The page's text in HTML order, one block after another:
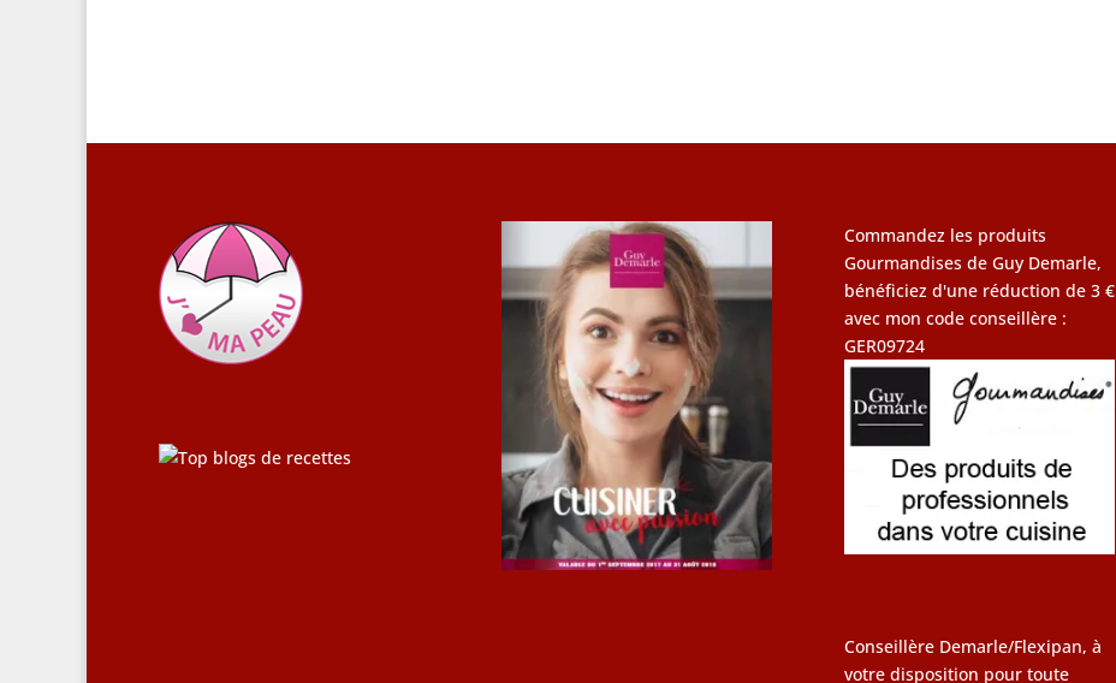
Commandez les produits
Gourmandises de Guy Demarle,
bénéficiez d'une réduction de 3 €
avec mon code conseillère :
GER09724
Conseillère Demarle/Flexipan, à
votre disposition pour toute